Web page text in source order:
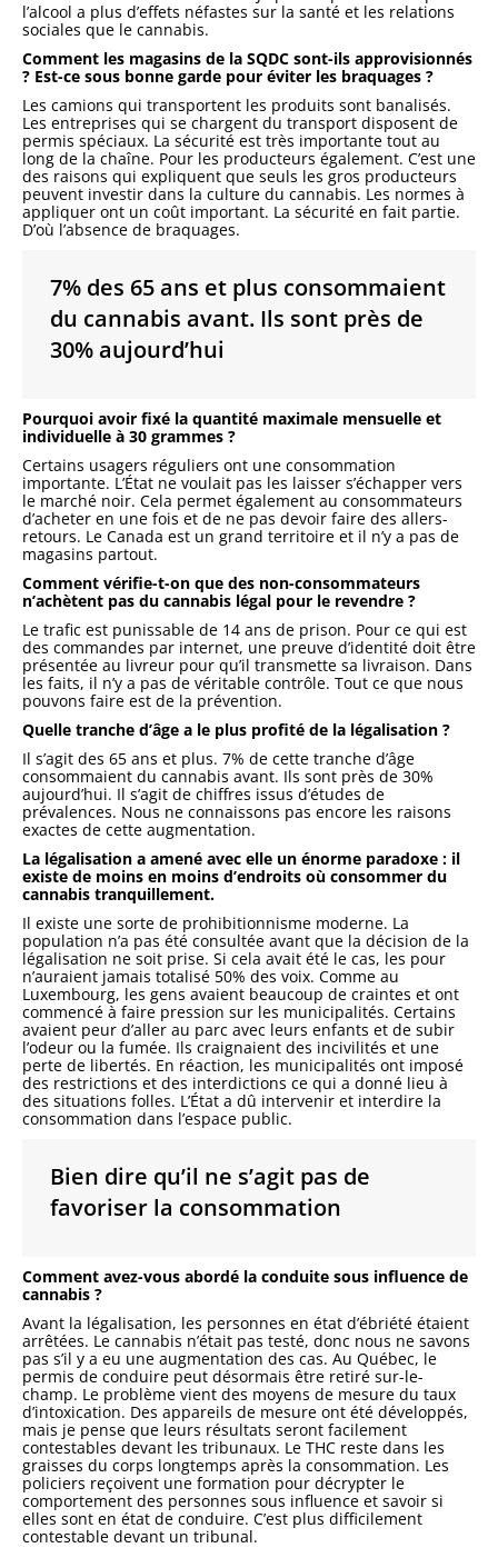
l’alcool a plus d’effets néfastes sur la santé et les relations
sociales que le cannabis.
Comment les magasins de la SQDC sont-ils approvisionnés
? Est-ce sous bonne garde pour éviter les braquages ?
Les camions qui transportent les produits sont banalisés.
Les entreprises qui se chargent du transport disposent de
permis spéciaux. La sécurité est très importante tout au
long de la chaîne. Pour les producteurs également. C’est une
des raisons qui expliquent que seuls les gros producteurs
peuvent investir dans la culture du cannabis. Les normes à
appliquer ont un coût important. La sécurité en fait partie.
D’où l’absence de braquages.
7% des 65 ans et plus consommaient
du cannabis avant. Ils sont près de
30% aujourd’hui
Pourquoi avoir fixé la quantité maximale mensuelle et
individuelle à 30 grammes ?
Certains usagers réguliers ont une consommation
importante. L’État ne voulait pas les laisser s’échapper vers
le marché noir. Cela permet également au consommateurs
d’acheter en une fois et de ne pas devoir faire des allers-
retours. Le Canada est un grand territoire et il n’y a pas de
magasins partout.
Comment vérifie-t-on que des non-consommateurs
n’achètent pas du cannabis légal pour le revendre ?
Le trafic est punissable de 14 ans de prison. Pour ce qui est
des commandes par internet, une preuve d’identité doit être
présentée au livreur pour qu’il transmette sa livraison. Dans
les faits, il n’y a pas de véritable contrôle. Tout ce que nous
pouvons faire est de la prévention.
Quelle tranche d’âge a le plus profité de la légalisation ?
Il s’agit des 65 ans et plus. 7% de cette tranche d’âge
consommaient du cannabis avant. Ils sont près de 30%
aujourd’hui. Il s’agit de chiffres issus d’études de
prévalences. Nous ne connaissons pas encore les raisons
exactes de cette augmentation.
La légalisation a amené avec elle un énorme paradoxe : il
existe de moins en moins d’endroits où consommer du
cannabis tranquillement.
Il existe une sorte de prohibitionnisme moderne. La
population n’a pas été consultée avant que la décision de la
légalisation ne soit prise. Si cela avait été le cas, les pour
n’auraient jamais totalisé 50% des voix. Comme au
Luxembourg, les gens avaient beaucoup de craintes et ont
commencé à faire pression sur les municipalités. Certains
avaient peur d’aller au parc avec leurs enfants et de subir
l’odeur ou la fumée. Ils craignaient des incivilités et une
perte de libertés. En réaction, les municipalités ont imposé
des restrictions et des interdictions ce qui a donné lieu à
des situations folles. L’État a dû intervenir et interdire la
consommation dans l’espace public.
Bien dire qu’il ne s’agit pas de
favoriser la consommation
Comment avez-vous abordé la conduite sous influence de
cannabis ?
Avant la légalisation, les personnes en état d’ébriété étaient
arrêtées. Le cannabis n’était pas testé, donc nous ne savons
pas s’il y a eu une augmentation des cas. Au Québec, le
permis de conduire peut désormais être retiré sur-le-
champ. Le problème vient des moyens de mesure du taux
d’intoxication. Des appareils de mesure ont été développés,
mais je pense que leurs résultats seront facilement
contestables devant les tribunaux. Le THC reste dans les
graisses du corps longtemps après la consommation. Les
policiers reçoivent une formation pour décrypter le
comportement des personnes sous influence et savoir si
elles sont en état de conduire. C’est plus difficilement
contestable devant un tribunal.